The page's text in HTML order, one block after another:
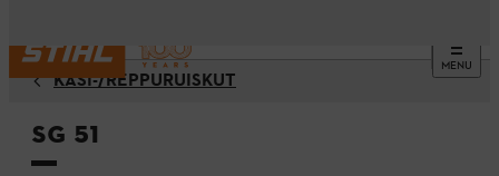
MENU
KÄSI-/REPPURUISKUT
SG 51